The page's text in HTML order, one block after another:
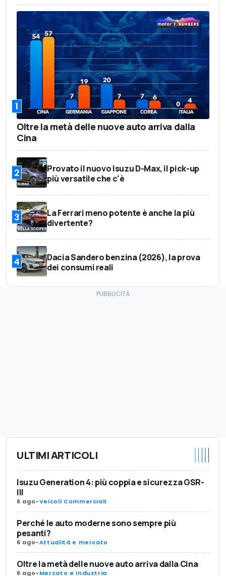
1
Oltre la metà delle nuove auto arriva dalla
Cina
2
Provato il nuovo Isuzu D-Max, il pick-up
più versatile che c'è
3
La Ferrari meno potente è anche la più
divertente?
4
Dacia Sandero benzina (2026), la prova
dei consumi reali
ULTIMI ARTICOLI
Isuzu Generation 4: più coppia e sicurezza GSR-
III
6 ago-Veicoli Commerciali
Perché le auto moderne sono sempre più
pesanti?
6 ago-Attualità e mercato
Oltre la metà delle nuove auto arriva dalla Cina
6 ago-Mercato e Industria